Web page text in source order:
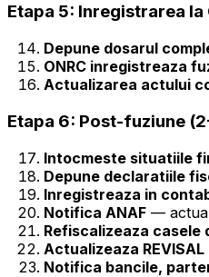
Etapa 5: Inregistrarea
Depune dosarul
ONRC inregistreaza
Actualizarea actului
Etapa 6: Post-fuziune
Intocmeste situatiile
Depune declaratiile
Inregistreaza in
Notifica ANAF —
Refiscalizeaza casele
Actualizeaza REVISAL
Notifica bancile,